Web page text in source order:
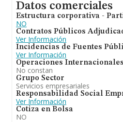
Datos comerciales
Estructura corporativa -
NO
Contratos Públicos
Ver Información
Incidencias de Fuentes
Ver Información
Operaciones Internacionales
No constan
Grupo Sector
Servicios empresariales
Responsabilidad Social
Ver Información
Cotiza en Bolsa
NO